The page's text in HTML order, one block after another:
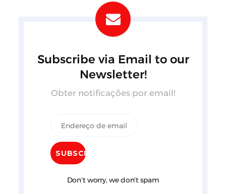
Subscribe via Email to our
Newsletter!
Obter notificações por email!
Don't worry, we don't spam